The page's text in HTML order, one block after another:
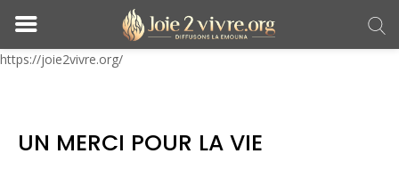
https://joie2vivre.org/
UN MERCI POUR LA VIE